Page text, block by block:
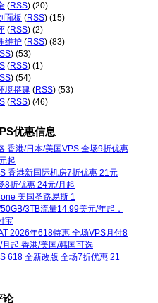
(RSS) (20)
面板 (RSS) (15)
(RSS) (2)
维护 (RSS) (83)
) (53)
(RSS) (1)
) (54)
境搭建 (RSS) (53)
(RSS) (46)
优惠信息
香港/日本/美国VPS 全场9折优惠
起
香港新国际机房7折优惠 21元
8折优惠 24元/月起
美国圣路易斯 1
3TB流量14.99美元/年起，
宝
2026年618特惠 全场VPS月付8
起 香港/美国/韩国可选
618 全新改版 全场7折优惠 21
论